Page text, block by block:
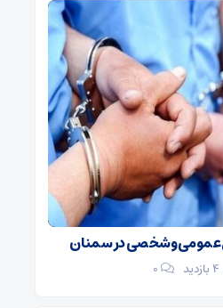
عمومی و شخصی در سمنان
۰